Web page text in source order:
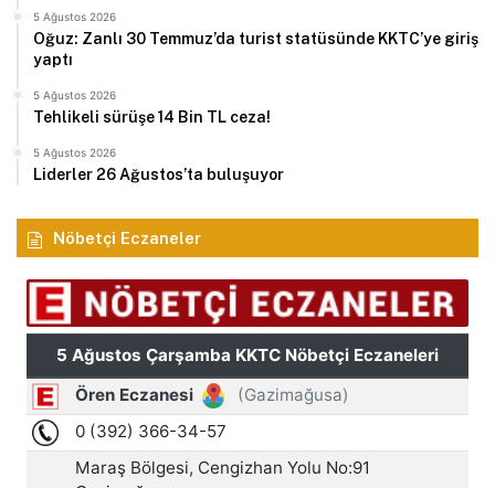
5 Ağustos 2026
Oğuz: Zanlı 30 Temmuz’da turist statüsünde KKTC’ye giriş
yaptı
5 Ağustos 2026
Tehlikeli sürüşe 14 Bin TL ceza!
5 Ağustos 2026
Liderler 26 Ağustos’ta buluşuyor
Nöbetçi Eczaneler